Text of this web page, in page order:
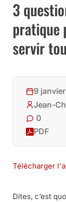
3
pratique
servir
9
Jean-
0
PDF
Télécharger
Dites, c’est